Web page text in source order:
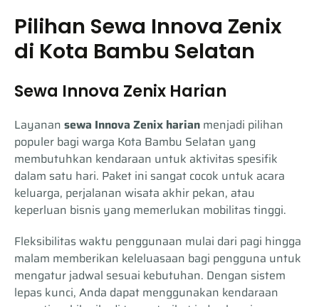
Pilihan Sewa Innova Zenix
di Kota Bambu Selatan
Sewa Innova Zenix Harian
Layanan sewa Innova Zenix harian menjadi pilihan
populer bagi warga Kota Bambu Selatan yang
membutuhkan kendaraan untuk aktivitas spesifik
dalam satu hari. Paket ini sangat cocok untuk acara
keluarga, perjalanan wisata akhir pekan, atau
keperluan bisnis yang memerlukan mobilitas tinggi.
Fleksibilitas waktu penggunaan mulai dari pagi hingga
malam memberikan keleluasaan bagi pengguna untuk
mengatur jadwal sesuai kebutuhan. Dengan sistem
lepas kunci, Anda dapat menggunakan kendaraan